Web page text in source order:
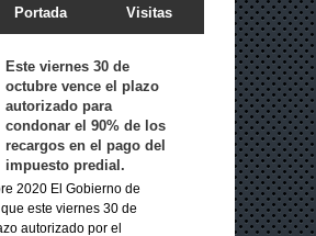
Portada Visitas
Este viernes 30 de
octubre vence el plazo
autorizado para
condonar el 90% de los
recargos en el pago del
impuesto predial.
2020 El Gobierno de
este viernes 30 de
autorizado por el